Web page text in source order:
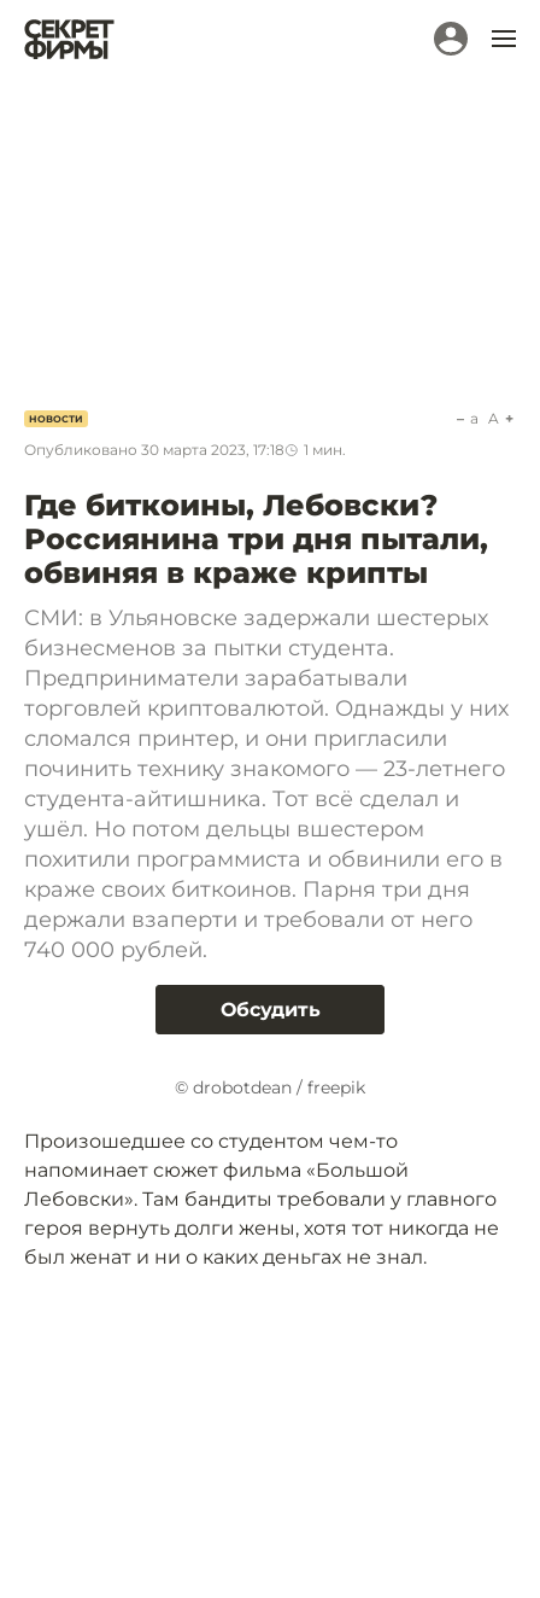
НОВОСТИ
Опубликовано 30 марта 2023, 17:18 1 мин.
a A
Где биткоины, Лебовски?
Россиянина три дня пытали,
обвиняя в краже крипты
СМИ: в Ульяновске задержали шестерых
бизнесменов за пытки студента.
Предприниматели зарабатывали
торговлей криптовалютой. Однажды у них
сломался принтер, и они пригласили
починить технику знакомого — 23-летнего
студента-айтишника. Тот всё сделал и
ушёл. Но потом дельцы вшестером
похитили программиста и обвинили его в
краже своих биткоинов. Парня три дня
держали взаперти и требовали от него
740 000 рублей.
Обсудить
© drobotdean / freepik
Произошедшее со студентом чем-то
напоминает сюжет фильма «Большой
Лебовски». Там бандиты требовали у главного
героя вернуть долги жены, хотя тот никогда не
был женат и ни о каких деньгах не знал.